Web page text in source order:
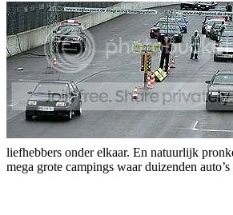
liefhebbers onder elkaar. En natuurlijk
mega grote campings waar duizenden auto’s